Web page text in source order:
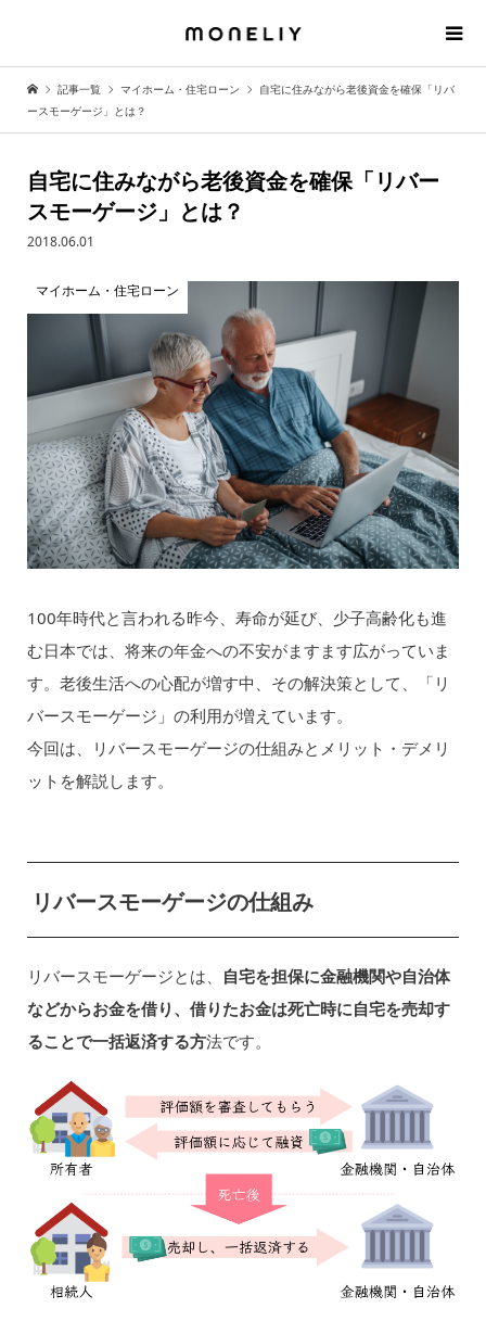
記事一覧 マイホーム・住宅ローン
自宅に住みながら老後資金を確保「リバ
ースモーゲージ」とは？
自宅に住みながら老後資金を確保「リバー
スモーゲージ」とは？
2018.06.01
マイホーム・住宅ローン
100年時代と言われる昨今、寿命が延び、少子高齢化も進
む日本では、将来の年金への不安がますます広がっていま
す。老後生活への心配が増す中、その解決策として、「リ
バースモーゲージ」の利用が増えています。
今回は、リバースモーゲージの仕組みとメリット・デメリ
ットを解説します。
リバースモーゲージの仕組み
リバースモーゲージとは、
自宅を担保に金融機関や自治体
などからお金を借り、借りたお金は死亡時に自宅を売却す
ることで一括返済する方法です。